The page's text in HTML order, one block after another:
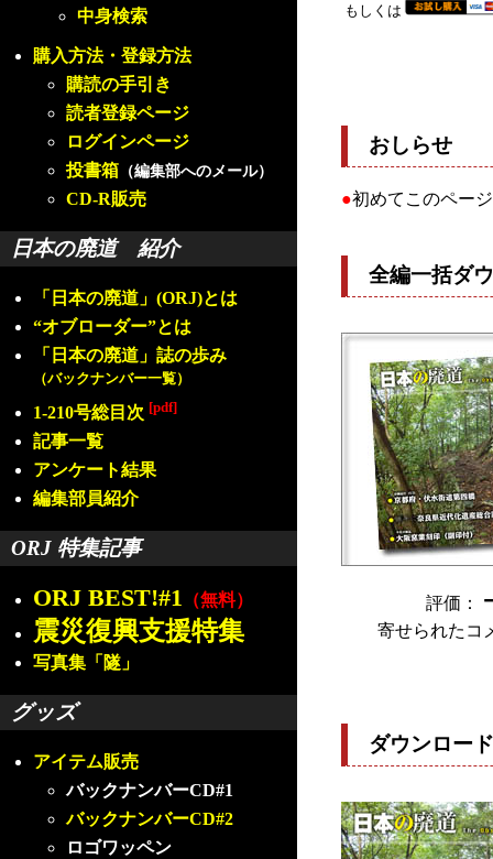
中身検索
購入方法・登録方法
購読の手引き
読者登録ページ
ログインページ
投書箱 （編集部へのメール）
CD-R販売
日本の廃道 紹介
「日本の廃道」(ORJ)とは
“オブローダー”とは
「日本の廃道」誌の歩み
（バックナンバー一覧）
1-210号総目次 [pdf]
記事一覧
アンケート結果
編集部員紹介
ORJ 特集記事
ORJ BEST!#1 （無料）
震災復興支援特集
写真集「隧」
グッズ
アイテム販売
バックナンバーCD#1
バックナンバーCD#2
ロゴワッペン
もしくは
おしらせ
●初めてこのペー
全編一括ダ
評価：
寄せられたコ
ダウンロー